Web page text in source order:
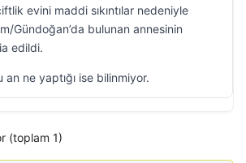
evini maddi sıkıntılar nedeniyle
Gündoğan’da bulunan annesinin
edildi.
an ne yaptığı ise bilinmiyor.
(toplam 1)